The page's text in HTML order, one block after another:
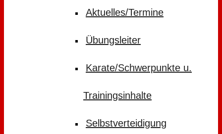
Aktuelles/Termine
Übungsleiter
Karate/Schwerpunkte u.
Trainingsinhalte
Selbstverteidigung